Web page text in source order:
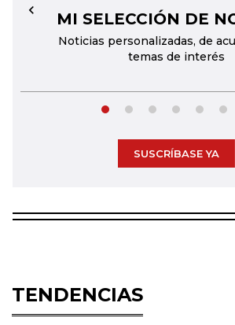
MI SELECCIÓN DE
Noticias personalizadas, de
temas de interés
←
SUSCRÍBASE YA
TENDENCIAS